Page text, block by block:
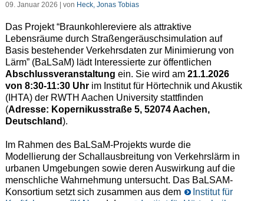
09. Januar 2026 | von Heck, Jonas Tobias
Das Projekt “Braunkohlereviere als attraktive
Lebensräume durch Straßengeräuschsimulation auf
Basis bestehender Verkehrsdaten zur Minimierung von
Lärm” (BaLSaM) lädt Interessierte zur öffentlichen
Abschlussveranstaltung ein. Sie wird am 21.1.2026
von 8:30-11:30 Uhrim Institut für Hörtechnik und Akustik
(IHTA) der RWTH Aachen University stattfinden
(Adresse: Kopernikusstraße 5, 52074 Aachen,
Deutschland).
Im Rahmen des BaLSaM-Projekts wurde die
Modellierung der Schallausbreitung von Verkehrslärm in
urbanen Umgebungen sowie deren Auswirkung auf die
menschliche Wahrnehmung untersucht. Das BaLSAM-
Konsortium setzt sich zusammen aus dem
Institut für